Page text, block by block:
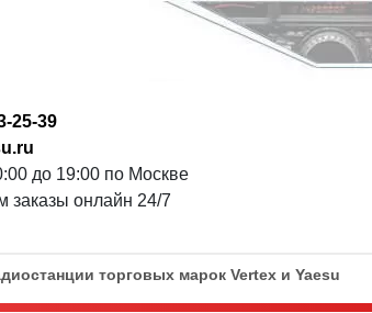
25-39
до 19:00 по Москве
заказы онлайн 24/7
торговых марок Vertex и Yaesu